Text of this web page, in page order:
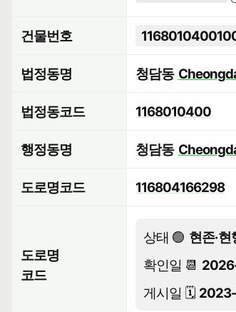
건물번호
법정동명 청담동
법정동코드 1168010400
행정동명 청담동
도로명코드 116804166298
도로명
코드
상태 🟢 현존·현
확인일 📆
게시일 🗓️